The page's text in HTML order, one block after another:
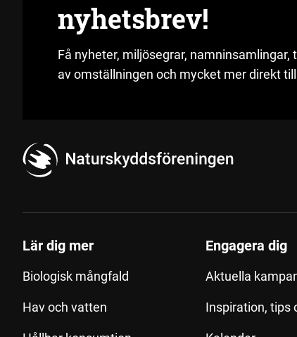
nyhetsbrev!
Få nyheter, miljösegrar, namninsamlingar,
av omställningen och mycket mer direkt
Lär dig mer
Biologisk mångfald
Hav och vatten
Engagera dig
Aktuella
Inspiration, tips